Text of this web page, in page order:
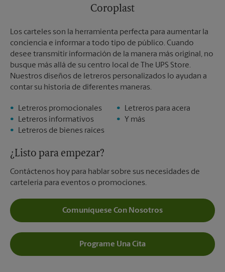
Coroplast
Los carteles son la herramienta perfecta para aumentar la
conciencia e informar a todo tipo de público. Cuando
desee transmitir información de la manera más original, no
busque más allá de su centro local de The UPS Store.
Nuestros diseños de letreros personalizados lo ayudan a
contar su historia de diferentes maneras.
Letreros promocionales
Letreros informativos
Letreros de bienes raíces
Letreros para acera
Y más
¿Listo para empezar?
Contáctenos hoy para hablar sobre sus necesidades de
cartelería para eventos o promociones.
Comuníquese Con Nosotros
Programe Una Cita